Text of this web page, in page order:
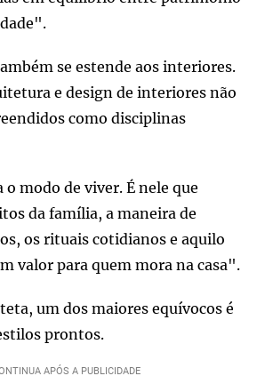
se estende aos interiores.
e design de interiores não
como disciplinas
modo de viver. É nele que
da família, a maneira de
os rituais cotidianos e aquilo
valor para quem mora na casa".
um dos maiores equívocos é
prontos.